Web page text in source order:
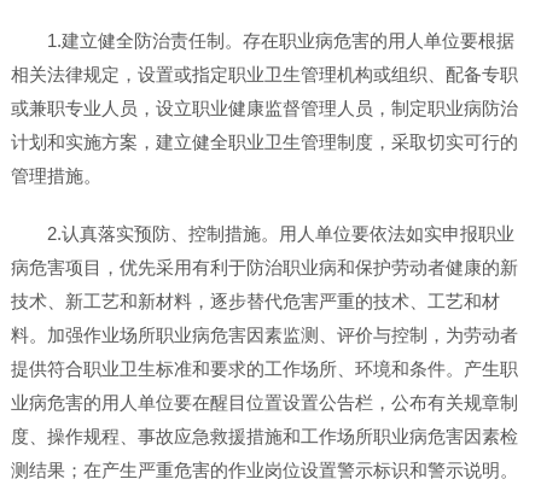
1.建立健全防治责任制。存在职业病危害的用人单位要根据
相关法律规定，设置或指定职业卫生管理机构或组织、配备专职
或兼职专业人员，设立职业健康监督管理人员，制定职业病防治
计划和实施方案，建立健全职业卫生管理制度，采取切实可行的
管理措施。
2.认真落实预防、控制措施。用人单位要依法如实申报职业
病危害项目，优先采用有利于防治职业病和保护劳动者健康的新
技术、新工艺和新材料，逐步替代危害严重的技术、工艺和材
料。加强作业场所职业病危害因素监测、评价与控制，为劳动者
提供符合职业卫生标准和要求的工作场所、环境和条件。产生职
业病危害的用人单位要在醒目位置设置公告栏，公布有关规章制
度、操作规程、事故应急救援措施和工作场所职业病危害因素检
测结果；在产生严重危害的作业岗位设置警示标识和警示说明。